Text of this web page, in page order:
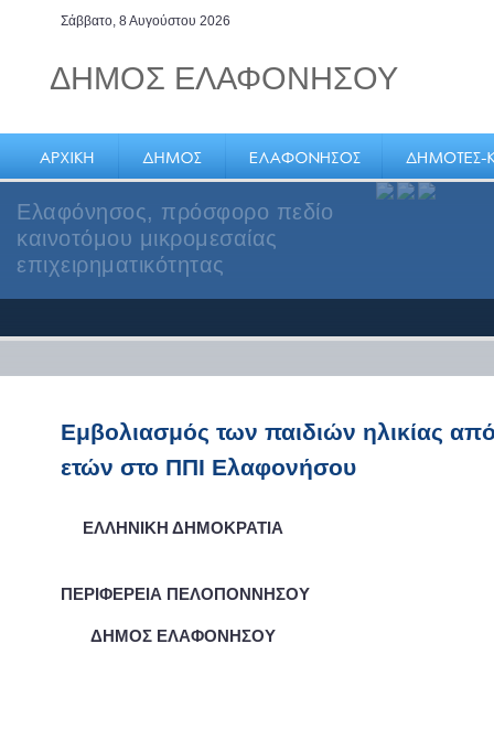
Σάββατο, 8 Αυγούστου 2026
ΔΗΜΟΣ ΕΛΑΦΟΝΗΣΟΥ
Ελαφόνησος, πρόσφορο πεδίο
καινοτόμου μικρομεσαίας
επιχειρηματικότητας
Εμβολιασμός των παιδιών ηλικίας
ετών στο ΠΠΙ Ελαφονήσου
ΕΛΛΗΝΙΚΗ ΔΗΜΟΚΡΑΤΙΑ
ΠΕΡΙΦΕΡΕΙΑ ΠΕΛΟΠΟΝΝΗΣΟΥ
ΔΗΜΟΣ ΕΛΑΦΟΝΗΣΟΥ